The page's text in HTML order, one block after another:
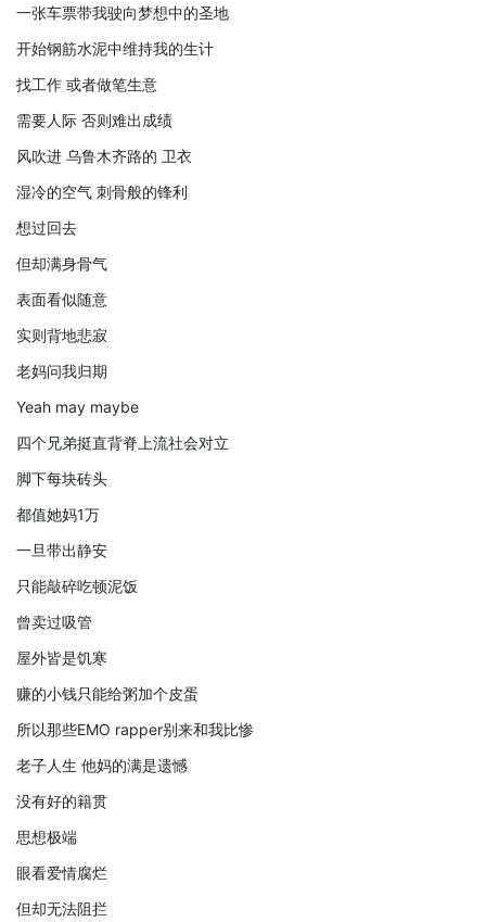
一张车票带我驶向梦想中的圣地
开始钢筋水泥中维持我的生计
找工作 或者做笔生意
需要人际 否则难出成绩
风吹进 乌鲁木齐路的 卫衣
湿冷的空气 刺骨般的锋利
想过回去
但却满身骨气
表面看似随意
实则背地悲寂
老妈问我归期
Yeah may maybe
四个兄弟挺直背脊上流社会对立
脚下每块砖头
都值她妈1万
一旦带出静安
只能敲碎吃顿泥饭
曾卖过吸管
屋外皆是饥寒
赚的小钱只能给粥加个皮蛋
所以那些EMO rapper别来和我比惨
老子人生 他妈的满是遗憾
没有好的籍贯
思想极端
眼看爱情腐烂
但却无法阻拦